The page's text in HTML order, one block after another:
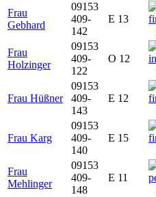
Frau
Gebhard
09153
409-
142
E 13
Frau
Holzinger
09153
409-
122
O 12
Frau Hüßner
09153
409-
143
E 12
Frau Karg
09153
409-
140
E 15
Frau
Mehlinger
09153
409-
148
E 11